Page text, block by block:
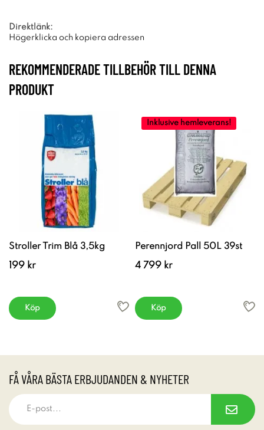
Direktlänk:
Högerklicka och kopiera adressen
REKOMMENDERADE TILLBEHÖR TILL DENNA
PRODUKT
Stroller Trim Blå 3,5kg
199 kr
Köp
Inklusive hemleverans!
Perennjord Pall 50L 39st
4 799 kr
Köp
FÅ VÅRA BÄSTA ERBJUDANDEN & NYHETER